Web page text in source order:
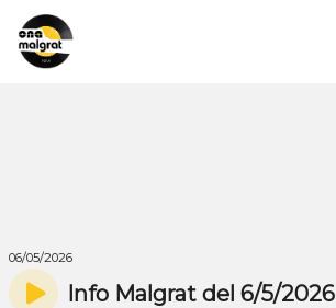
06/05/2026
Info Malgrat del 6/5/2026